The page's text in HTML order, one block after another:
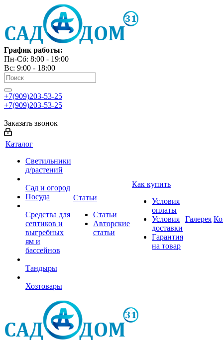
График работы:
Пн-Сб: 8:00 - 19:00
Вс: 9:00 - 18:00
+7(909)203-53-25
+7(909)203-53-25
Заказать звонок
Каталог
Светильники
д/растений
Сад и огород
Посуда
Средства для
септиков и
выгребных
ям и
бассейнов
Тандыры
Хозтовары
Статьи
Статьи
Авторские
статьи
Как купить
Условия
оплаты
Условия
доставки
Гарантия
на товар
Галерея